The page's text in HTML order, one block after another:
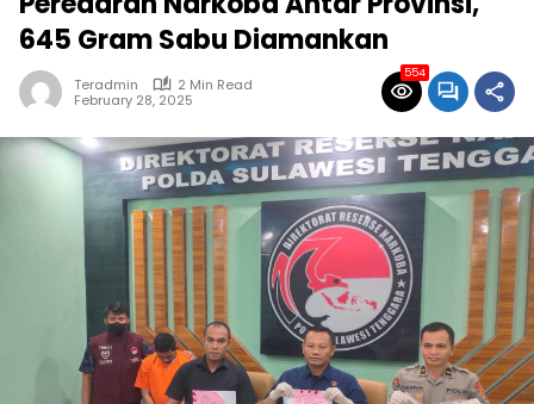
645 Gram Sabu Diamankan
Teradmin
2 Min Read
February 28, 2025
554